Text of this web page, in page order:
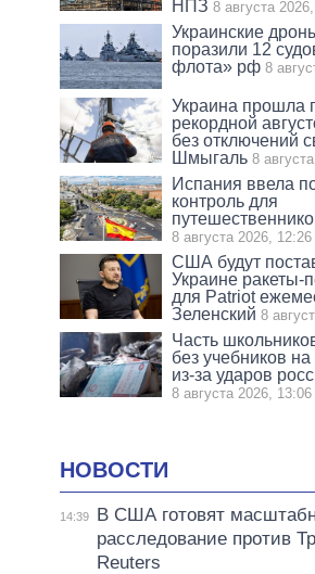
НПЗ 8 августа
Украинские
поразили 12
флота» рф 8
Украина прошла
рекордной
без отключений
Шмыгаль 8
Испания ввела
контроль для
8 августа 2026, 12:26
США будут
Украине ракеты-
для Patriot
Зеленский 8
Часть
без учебников
из-за ударов
8 августа 2026, 13:06
НОВОСТИ
14:39
В США готовят
расследование против
Reuters